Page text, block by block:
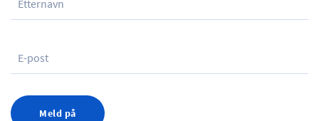
Meld på